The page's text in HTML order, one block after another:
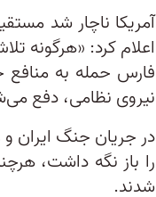
اعلام کرد: «هرگونه
فارس حمله به منافع
نیروی نظامی، دفع
در جریان جنگ ایران و
را باز نگه داشت،
شدند.